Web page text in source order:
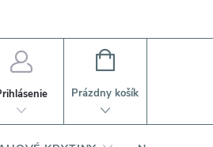
NÁKUPNÝ
Prázdny košík